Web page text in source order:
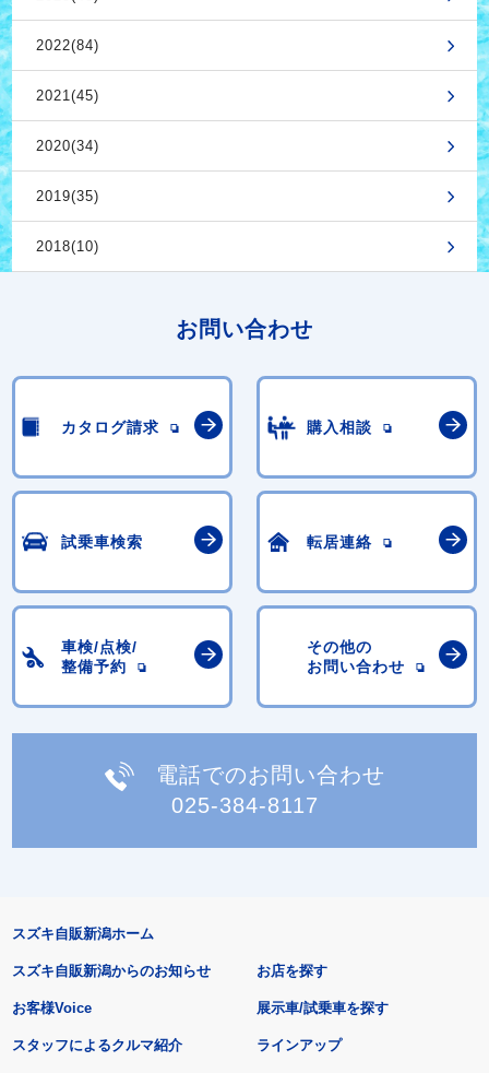
2022(84)
2021(45)
2020(34)
2019(35)
2018(10)
お問い合わせ
カタログ請求 購入相談
試乗車検索 転居連絡
車検/点検/
整備予約
その他の
お問い合わせ
電話でのお問い合わせ
025-384-8117
スズキ自販新潟ホーム
スズキ自販新潟からのお知らせ
お客様Voice
スタッフによるクルマ紹介
お店を探す
展示車/試乗車を探す
ラインアップ